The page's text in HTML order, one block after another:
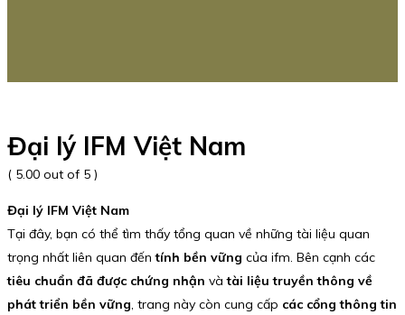
Đại lý IFM Việt Nam
( 5.00 out of 5 )
Đại lý IFM Việt Nam
Tại đây, bạn có thể tìm thấy tổng quan về những tài liệu quan
trọng nhất liên quan đếntính bền vững của ifm. Bên cạnh các
tiêu chuẩn đã được chứng nhận vàtài liệu truyền thông về
phát triển bền vững, trang này còn cung cấp các cổng thông tin